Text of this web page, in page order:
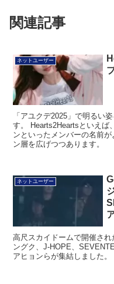
関連記事
ネットユーザー
「アユクデ2025」で明るい
す。 Hearts2Heartsといえば
ンといったメンバーの名前
ン層を広げつつあります。
ネットユーザー
高尺スカイドームで開催さ
ングク、J-HOPE、
アヒョンらが集結しました。